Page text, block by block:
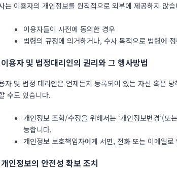
는 이용자의 개인정보를 원칙적으로 외부에 제공하지 않
이용자들이 사전에 동의한 경우
법령의 규정에 의거하거나, 수사 목적으로 법령에
용자 및 법정대리인의 권리와 그 행사방법
자 및 법정 대리인은 언제든지 등록되어 있는 자신 혹은
수도 있습니다.
개인정보 조회/수정을 위해서는 ‘개인정보변경’(또
능합니다.
개인정보 보호책임자에게 서면, 전화 또는 이메일
인정보의 안전성 확보 조치